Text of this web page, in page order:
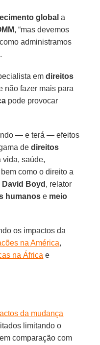
global a
, “mas devemos
administramos
emdireitos
não fazer mais para
pode provocar
— e terá — efeitos
dedireitos
vida, saúde,
como o direito a
David Boyd , relator
humanos e meio
os impactos da
na América,
na África e
da mudança
limitando o
comparação com